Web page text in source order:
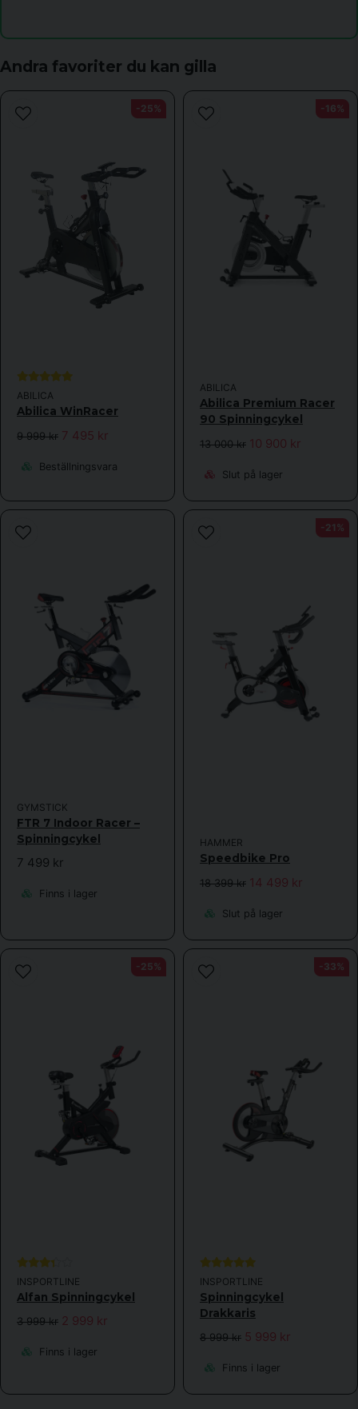
Andra favoriter du kan gilla
ABILICA
Abilica WinRacer
9 999 kr 7 495 kr
Beställningsvara
-25%
ABILICA
Abilica Premium Racer
90 Spinningcykel
13 000 kr 10 900 kr
Slut på lager
-16%
GYMSTICK
FTR 7 Indoor Racer –
Spinningcykel
7 499 kr
Finns i lager
HAMMER
Speedbike Pro
18 399 kr 14 499 kr
Slut på lager
-21%
INSPORTLINE
Alfan Spinningcykel
3 999 kr 2 999 kr
Finns i lager
-25%
INSPORTLINE
Spinningcykel
Drakkaris
8 999 kr 5 999 kr
Finns i lager
-33%